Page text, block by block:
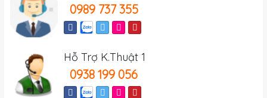
0989 737 355
Hỗ Trợ K.Thuật 1
0938 199 056